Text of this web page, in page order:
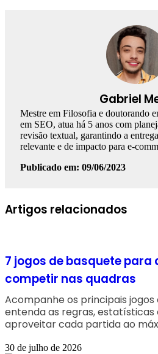
Gabriel
Mestre em Filosofia e doutorando
em SEO, atua há 5 anos com
revisão textual, garantindo a
relevante e de impacto para e-
Publicado em: 09/06/2023
Facebook
Linkedin
WhatsApp
Telegram
Artigos relacionados
7 jogos de basquete para
competir nas quadras
Acompanhe os principais jogos
entenda as regras, estatísticas
aproveitar cada partida ao
30 de julho de 2026